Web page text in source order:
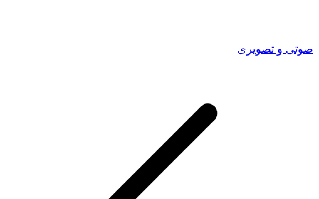
صوتی و تصویری